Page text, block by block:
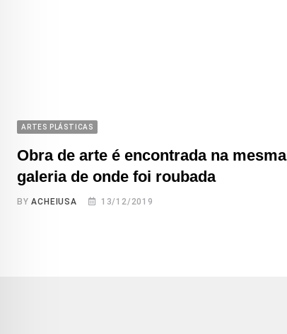
ARTES PLÁSTICAS
Obra de arte é encontrada na mesma
galeria de onde foi roubada
BYACHEIUSA 13/12/2019